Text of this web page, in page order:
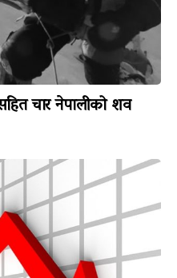
चार नेपालीको शव